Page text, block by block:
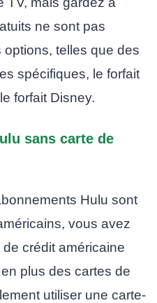
ne sont pas
telles que des
spécifiques, le forfait
forfait Disney.
sans carte de
Hulu sont
vous avez
crédit américaine
plus des cartes de
utiliser une carte-